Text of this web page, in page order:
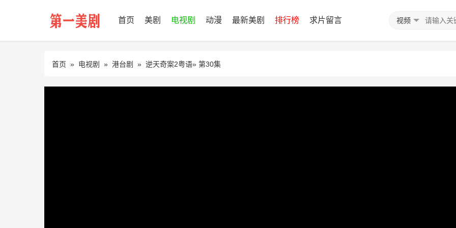
首页 美剧 电视剧 动漫 最新美剧 排行榜 求片留言 视频
首页 » 电视剧 » 港台剧 » 逆天奇案2粤语» 第30集